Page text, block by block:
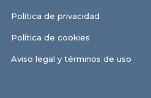
Política de privacidad
Política de cookies
Aviso legal y términos de uso